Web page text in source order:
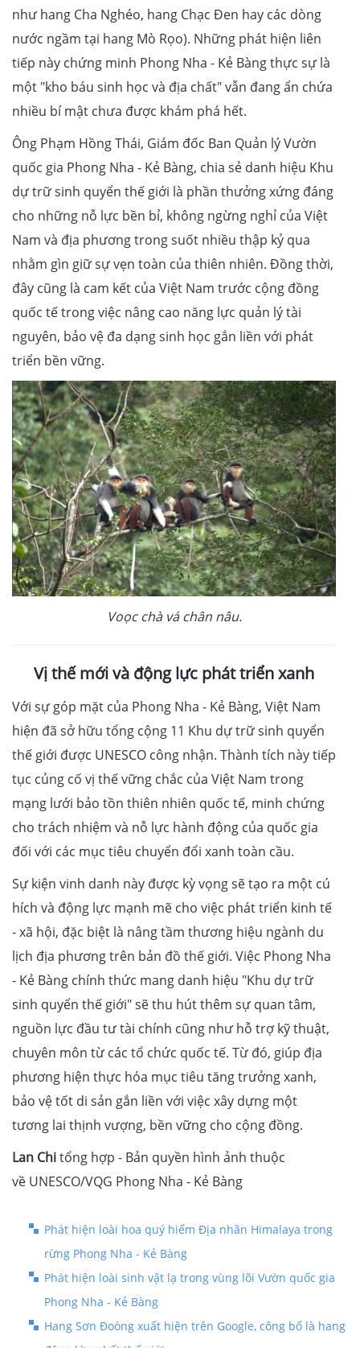
như hang Cha Nghéo, hang Chạc Đen hay các dòng
nước ngầm tại hang Mò Rọo). Những phát hiện liên
tiếp này chứng minh Phong Nha - Kẻ Bàng thực sự là
một "kho báu sinh học và địa chất" vẫn đang ẩn chứa
nhiều bí mật chưa được khám phá hết.
Ông Phạm Hồng Thái, Giám đốc Ban Quản lý Vườn
quốc gia Phong Nha - Kẻ Bàng, chia sẻ danh hiệu Khu
dự trữ sinh quyển thế giới là phần thưởng xứng đáng
cho những nỗ lực bền bỉ, không ngừng nghỉ của Việt
Nam và địa phương trong suốt nhiều thập kỷ qua
nhằm gìn giữ sự vẹn toàn của thiên nhiên. Đồng thời,
đây cũng là cam kết của Việt Nam trước cộng đồng
quốc tế trong việc nâng cao năng lực quản lý tài
nguyên, bảo vệ đa dạng sinh học gắn liền với phát
triển bền vững.
Voọc chà vá chân nâu.
Vị thế mới và động lực phát triển xanh
Với sự góp mặt của Phong Nha - Kẻ Bàng, Việt Nam
hiện đã sở hữu tổng cộng 11 Khu dự trữ sinh quyển
thế giới được UNESCO công nhận. Thành tích này tiếp
tục củng cố vị thế vững chắc của Việt Nam trong
mạng lưới bảo tồn thiên nhiên quốc tế, minh chứng
cho trách nhiệm và nỗ lực hành động của quốc gia
đối với các mục tiêu chuyển đổi xanh toàn cầu.
Sự kiện vinh danh này được kỳ vọng sẽ tạo ra một cú
hích và động lực mạnh mẽ cho việc phát triển kinh tế
- xã hội, đặc biệt là nâng tầm thương hiệu ngành du
lịch địa phương trên bản đồ thế giới. Việc Phong Nha
- Kẻ Bàng chính thức mang danh hiệu "Khu dự trữ
sinh quyển thế giới" sẽ thu hút thêm sự quan tâm,
nguồn lực đầu tư tài chính cũng như hỗ trợ kỹ thuật,
chuyên môn từ các tổ chức quốc tế. Từ đó, giúp địa
phương hiện thực hóa mục tiêu tăng trưởng xanh,
bảo vệ tốt di sản gắn liền với việc xây dựng một
tương lai thịnh vượng, bền vững cho cộng đồng.
Lan Chitổng hợp - Bản quyền hình ảnh thuộc
về UNESCO/VQG Phong Nha - Kẻ Bàng
Phát hiện loài hoa quý hiếm Địa nhãn Himalaya trong
rừng Phong Nha - Kẻ Bàng
Phát hiện loài sinh vật lạ trong vùng lõi Vườn quốc gia
Phong Nha - Kẻ Bàng
Hang Sơn Đoòng xuất hiện trên Google, công bố là hang